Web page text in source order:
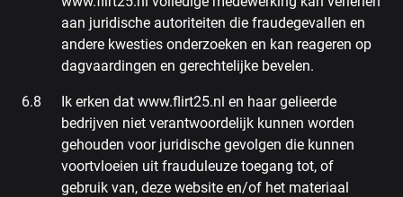
aan juridische autoriteiten die fraudegevallen en
andere kwesties onderzoeken en kan reageren op
dagvaardingen en gerechtelijke bevelen.
Ik erken dat www.flirt25.nl en haar gelieerde
bedrijven niet verantwoordelijk kunnen worden
gehouden voor juridische gevolgen die kunnen
voortvloeien uit frauduleuze toegang tot, of
gebruik van, deze website en/of het materiaal